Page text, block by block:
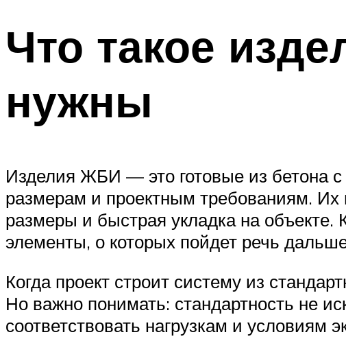
Что такое
нужны
Изделия ЖБИ — это готовые из бетона с
размерам и проектным требованиям. Их
размеры и быстрая укладка на объекте.
элементы, о которых пойдет речь
Когда проект строит систему из
Но важно понимать: стандартность не
соответствовать нагрузкам и условиям